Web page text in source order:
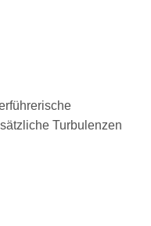
Turbulenzen